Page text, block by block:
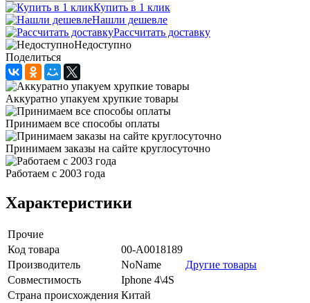
Купить в 1 клик
Нашли дешевле
Рассчитать доставку
Недоступно
Поделиться
Аккуратно упакуем хрупкие товары
Принимаем все способы оплаты
Принимаем заказы на сайте круглосуточно
Работаем с 2003 года
Характеристики
Прочие
Код товара
00-А0018189
Производитель
NoName
Другие товары
Совместимость
Iphone 4\4S
Страна происхождения Китай